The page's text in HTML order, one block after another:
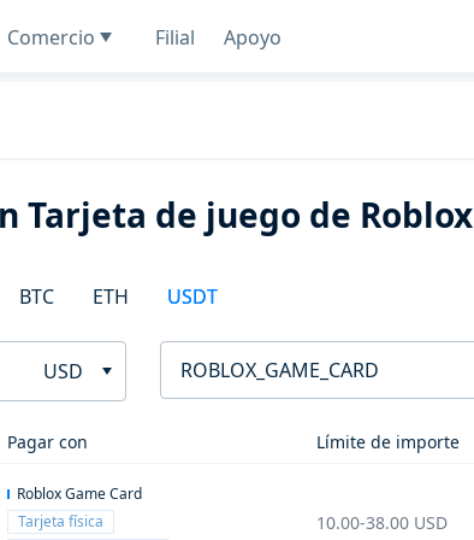
Comercio Filial Apoyo
Tarjeta de juego de Roblox
BTC ETH USDT
USD ROBLOX_GAME_CARD
Pagar con Límite de importe
Roblox Game Card
Tarjeta física
10.00-38.00 USD